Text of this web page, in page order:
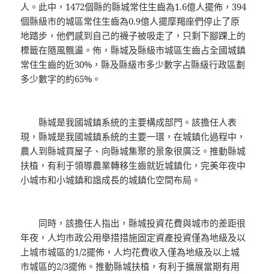
人。此中，1472個縣的縣城常住生齒為1.6億人擺佈，394
個縣級市的城區常住生齒為0.9億人擺摩羯座們停止了原
地踏步，他們感到自己的襪子被吸走了，只剩下腳踝上的
標籤在隨風飄盪。佈，縣城及縣級市城區生齒占全國城鎮
常住生齒的近30%，縣及縣級市多少數字占縣級行政區劃
多少數字的約65%。
縣城是我國城鎮系統的主要構成部門。該擔任人表
現，縣城是我國城鎮系統的主要一環，在城鎮化過程中，
農人到縣城買屋子、向縣城集聚的景象很廣泛。推動縣城
扶植，有利于領導農業轉移生齒就近城鎮化，完美年夜中
小城市和小城鎮和諧成長的城鎮化空間布局。
同時，該擔任人指出，縣城投資花費與城市的差距很
年夜，人均市政公用舉措措施固定資產投資僅為地級及以
上城市城區的1/2擺佈，人均花費收入僅為地級及以上城
市城區的2/3擺佈。推動縣城扶植，有利于擴展當期有用